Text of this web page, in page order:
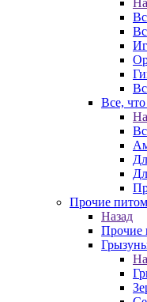
Все,
Прочие
Назад
Прочие